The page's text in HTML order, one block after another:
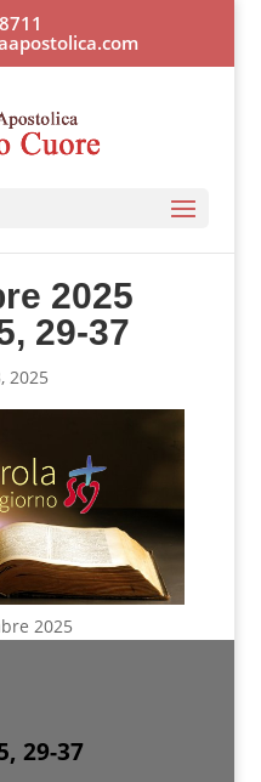
2025
29-37
2025
2025
29-37